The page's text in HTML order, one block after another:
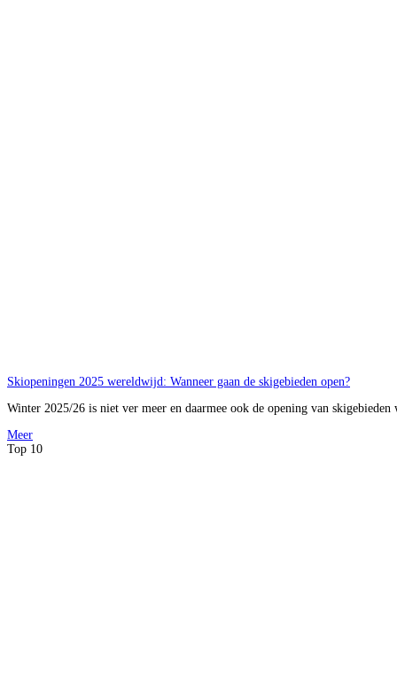
Skiopeningen 2025 wereldwijd: Wanneer gaan de skigebieden open?
Winter 2025/26 is niet ver meer en daarmee ook de opening van
Meer
Top 10